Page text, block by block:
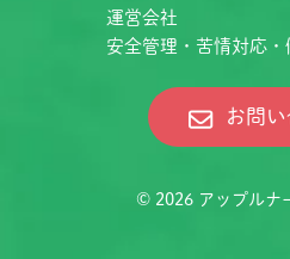
運営会社
安全管理・苦情対応
お問
© 2026 アップルナ